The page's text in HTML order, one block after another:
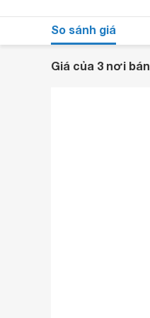
So sánh giá
Giá của 3 nơi bán